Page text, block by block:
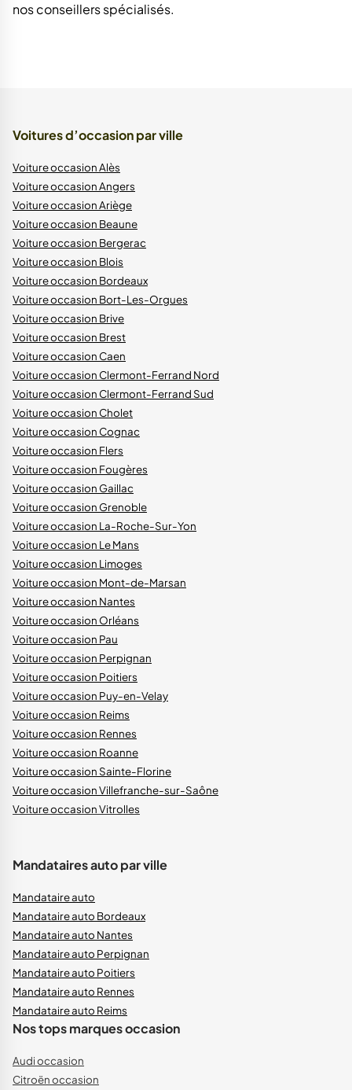
nos conseillers spécialisés.
Voitures d’occasion par ville
Voiture occasion Alès
Voiture occasion Angers
Voiture occasion Ariège
Voiture occasion Beaune
Voiture occasion Bergerac
Voiture occasion Blois
Voiture occasion Bordeaux
Voiture occasion Bort-Les-Orgues
Voiture occasion Brive
Voiture occasion Brest
Voiture occasion Caen
Voiture occasion Clermont-Ferrand Nord
Voiture occasion Clermont-Ferrand Sud
Voiture occasion Cholet
Voiture occasion Cognac
Voiture occasion Flers
Voiture occasion Fougères
Voiture occasion Gaillac
Voiture occasion Grenoble
Voiture occasion La-Roche-Sur-Yon
Voiture occasion Le Mans
Voiture occasion Limoges
Voiture occasion Mont-de-Marsan
Voiture occasion Nantes
Voiture occasion Orléans
Voiture occasion Pau
Voiture occasion Perpignan
Voiture occasion Poitiers
Voiture occasion Puy-en-Velay
Voiture occasion Reims
Voiture occasion Rennes
Voiture occasion Roanne
Voiture occasion Sainte-Florine
Voiture occasion Villefranche-sur-Saône
Voiture occasion Vitrolles
Mandataires auto par ville
Mandataire auto
Mandataire auto Bordeaux
Mandataire auto Nantes
Mandataire auto Perpignan
Mandataire auto Poitiers
Mandataire auto Rennes
Mandataire auto Reims
Nos tops marques occasion
Audi occasion
Citroën occasion